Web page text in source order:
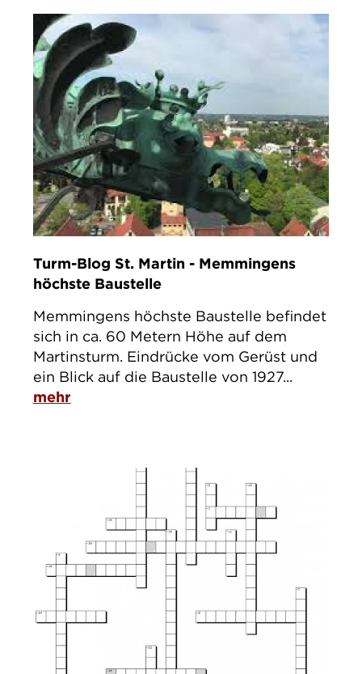
Turm-Blog St. Martin - Memmingens
höchste Baustelle
Memmingens höchste Baustelle befindet
sich in ca. 60 Metern Höhe auf dem
Martinsturm. Eindrücke vom Gerüst und
ein Blick auf die Baustelle von 1927...
mehr